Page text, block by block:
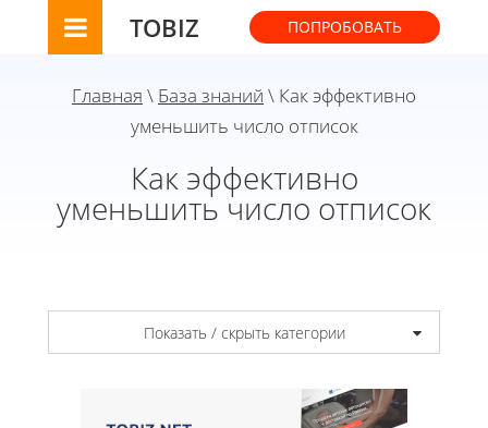
TOBIZ ПОПРОБОВАТЬ
Главная \ База знаний \ Как эффективно
уменьшить число отписок
Как эффективно
уменьшить число отписок
Показать / скрыть категории